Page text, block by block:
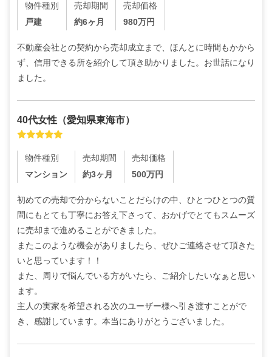
物件種別
戸建
売却期間
約6ヶ月
売却価格
980万円
不動産会社との契約から売却成立まで、ほんとに時間もかから
ず、信用できる所を紹介して頂き助かりました。お世話になり
ました。
40代女性 （愛知県東海市）
物件種別
マンション
売却期間
約3ヶ月
売却価格
500万円
初めての売却で分からないことだらけの中、ひとつひとつの質
問にもとても丁寧にお答え下さって、おかげでとてもスムーズ
に売却まで進めることができました。
またこのような機会がありましたら、ぜひご連絡させて頂きた
いと思っています！！
また、周りで悩んでいる方がいたら、ご紹介したいなぁと思い
ます。
主人の実家を希望される次のユーザー様へ引き渡すことがで
き、感謝しています。本当にありがとうございました。